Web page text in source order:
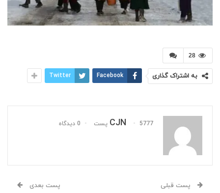
28
به اشتراک گذاری Facebook
Twitter
CJN 5777 پست 0 دیدگاه
پست قبلی پست بعدی